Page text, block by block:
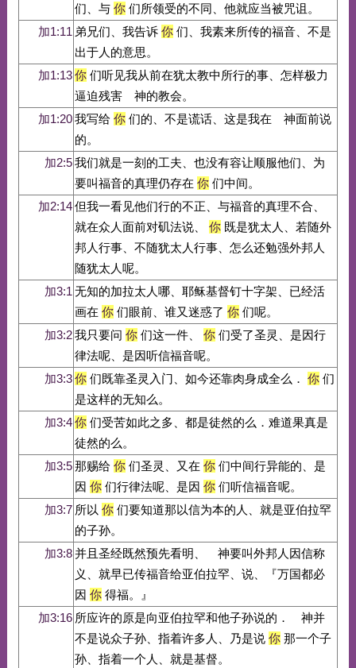
们、与 你们所领受的不同、他就应当被咒诅。
加1:11 弟兄们、我告诉 你们、我素来所传的福音、不是
出于人的意思。
加1:13你们听见我从前在犹太教中所行的事、怎样极力
逼迫残害 神的教会。
加1:20我写给 你们的、不是谎话、这是我在 神面前说
的。
加2:5我们就是一刻的工夫、也没有容让顺服他们、为
要叫福音的真理仍存在 你们中间。
加2:14但我一看见他们行的不正、与福音的真理不合、
就在众人面前对矶法说、
你既是犹太人、若随外
邦人行事、不随犹太人行事、怎么还勉强外邦人
随犹太人呢。
加3:1 无知的加拉太人哪、耶稣基督钉十字架、已经活
画在 你们眼前、谁又迷惑了 你们呢。
加3:2我只要问 你们这一件、 你们受了圣灵、是因行
律法呢、是因听信福音呢。
加3:3你们既靠圣灵入门、如今还靠肉身成全么． 你们
是这样的无知么。
加3:4你们受苦如此之多、都是徒然的么．难道果真是
徒然的么。
加3:5那赐给 你们圣灵、又在 你们中间行异能的、是
因 你们行律法呢、是因 你们听信福音呢。
加3:7 所以 你们要知道那以信为本的人、就是亚伯拉罕
的子孙。
加3:8并且圣经既然预先看明、 神要叫外邦人因信称
义、就早已传福音给亚伯拉罕、说、『万国都必
因 你得福。』
加3:16 所应许的原是向亚伯拉罕和他子孙说的． 神并
不是说众子孙、指着许多人、乃是说 你那一个子
孙、指着一个人、就是基督。